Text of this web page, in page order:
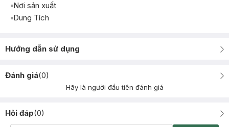
Nơi sản xuất
Dung Tích
Hướng dẫn sử dụng
Đánh giá(0)
Hãy là người đầu tiên đánh giá
Hỏi đáp(0)